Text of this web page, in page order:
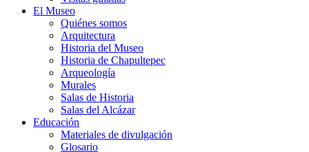
El Museo
Quiénes somos
Arquitectura
Historia del Museo
Historia de Chapultepec
Arqueología
Murales
Salas de Historia
Salas del Alcázar
Educación
Materiales de divulgación
Glosario